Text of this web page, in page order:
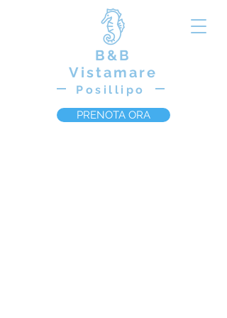
PRENOTA ORA
B&B
Vistamare
Posillipo